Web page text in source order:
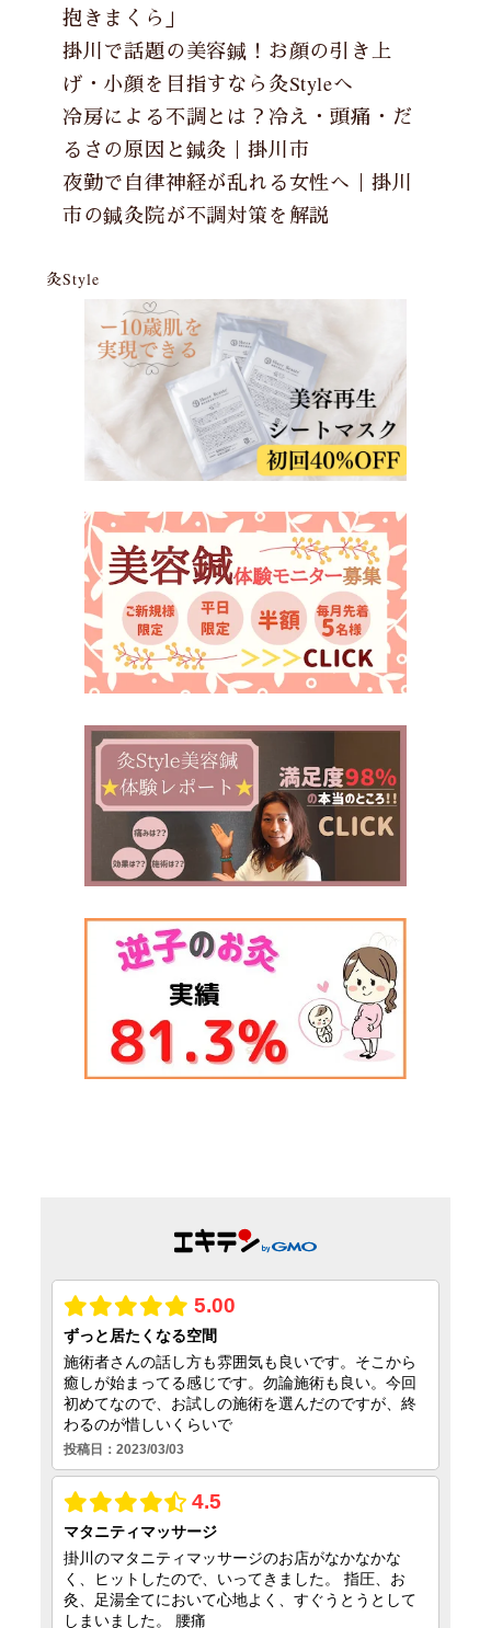
抱きまくら」
掛川で話題の美容鍼！お顔の引き上
げ・小顔を目指すなら灸Styleへ
冷房による不調とは？冷え・頭痛・だ
るさの原因と鍼灸｜掛川市
夜勤で自律神経が乱れる女性へ｜掛川
市の鍼灸院が不調対策を解説
灸Style